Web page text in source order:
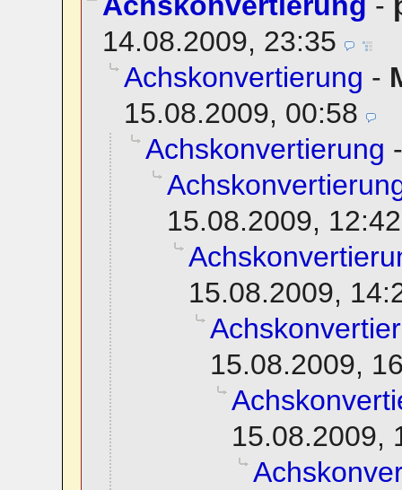
14.08.2009, 23:35
Achskonvertierung -
15.08.2009, 00:58
Achskonvertierung
15.08.2009, 12:42
15.08.2009,
15.08.2009,
15.08.2009,